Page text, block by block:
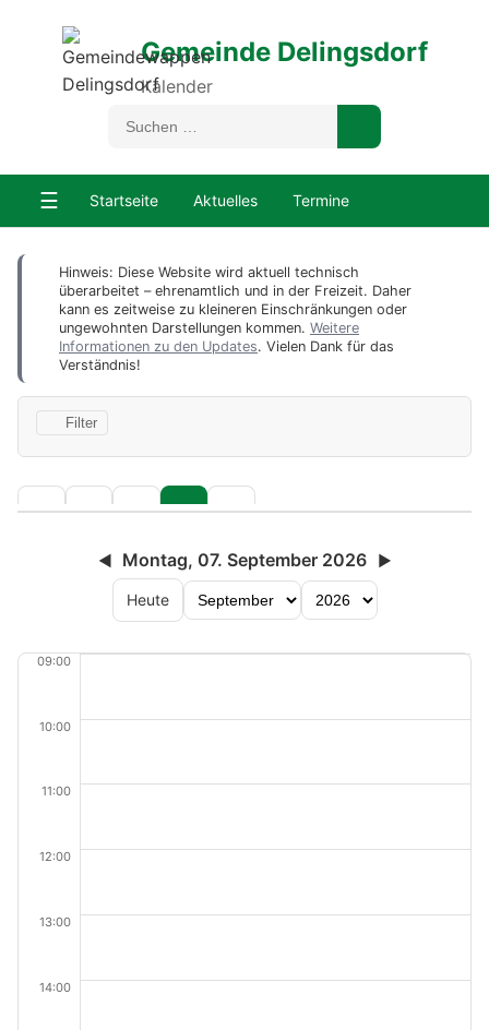
Gemeinde Delingsdorf
Kalender
☰ Startseite Aktuelles Termine
Hinweis: Diese Website wird aktuell technisch
überarbeitet – ehrenamtlich und in der Freizeit. Daher
kann es zeitweise zu kleineren Einschränkungen oder
ungewohnten Darstellungen kommen. Weitere
Informationen zu den Updates. Vielen Dank für das
Verständnis!
Filter
◀ Montag, 07. September 2026 ▶
Heute
09:00
10:00
11:00
12:00
13:00
14:00